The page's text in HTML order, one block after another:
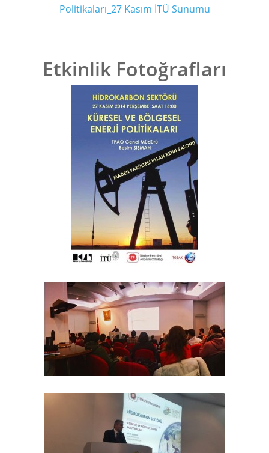
Politikaları_27 Kasım İTÜ Sunumu
Etkinlik Fotoğrafları